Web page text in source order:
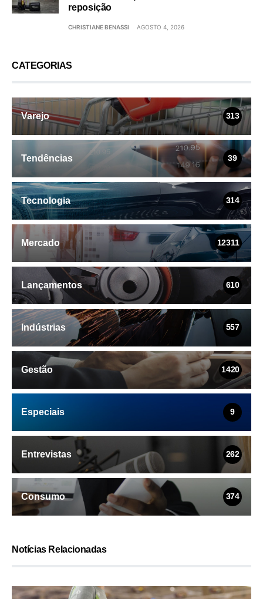
reposição
CHRISTIANE BENASSI AGOSTO 4, 2026
CATEGORIAS
Varejo 313
Tendências 39
Tecnologia 314
Mercado 12311
Lançamentos 610
Indústrias 557
Gestão 1420
Especiais 9
Entrevistas 262
Consumo 374
Notícias Relacionadas